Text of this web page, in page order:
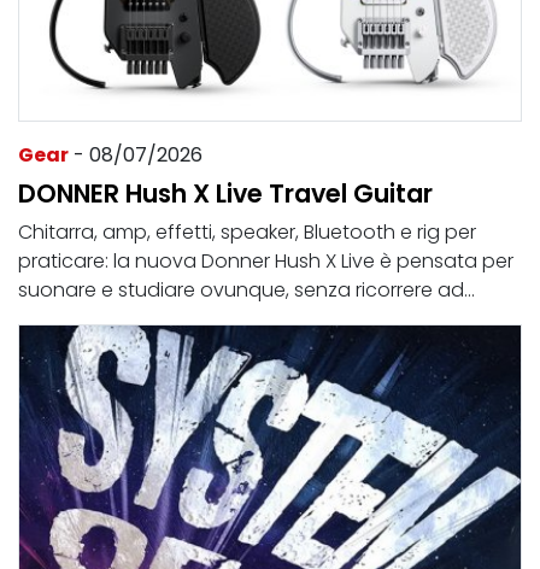
Gear - 08/07/2026
DONNER Hush X Live Travel Guitar
Chitarra, amp, effetti, speaker, Bluetooth e rig per
praticare: la nuova Donner Hush X Live è pensata per
suonare e studiare ovunque, senza ricorrere ad...